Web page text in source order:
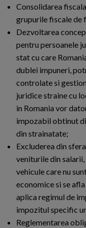
Consolidarea
grupurile fiscale de
Dezvoltarea
pentru persoanele
stat cu care
dublei impuneri,
controlate si
juridice straine cu
in Romania vor
impozabil obtinut
din strainatate;
Excluderea din
veniturile din
vehicule care nu
economice si se
aplica regimul de
impozitul specific
Reglementarea